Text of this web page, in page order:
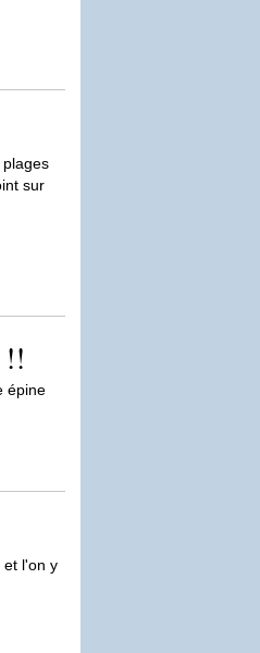
plages
sur
!!
épine
et l'on y